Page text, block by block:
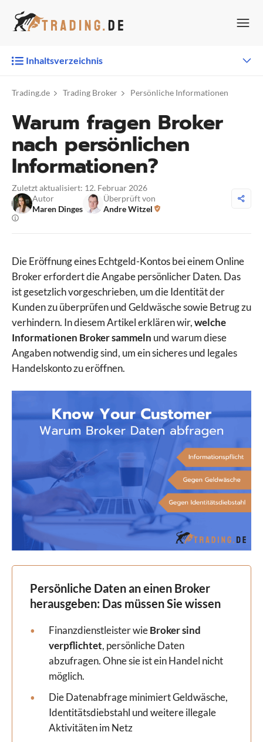
Inhalt
Inhaltsverzeichnis
Trading.de Trading Broker Persönliche Informationen
Warum fragen Broker
nach persönlichen
Informationen?
Zuletzt aktualisiert: 12. Februar 2026
Autor
Maren Dinges
Überprüft von
Andre Witzel
Die Eröffnung eines Echtgeld-Kontos bei einem Online
Broker erfordert die Angabe persönlicher Daten. Das
ist gesetzlich vorgeschrieben, um die Identität der
Kunden zu überprüfen und Geldwäsche sowie Betrug zu
verhindern. In diesem Artikel erklären wir,welche
Informationen Broker sammeln und warum diese
Angaben notwendig sind, um ein sicheres und legales
Handelskonto zu eröffnen.
Persönliche Daten an einen Broker
herausgeben: Das müssen Sie wissen
Finanzdienstleister wieBroker sind
verpflichtet, persönliche Daten
abzufragen. Ohne sie ist ein Handel nicht
möglich.
Die Datenabfrage minimiert Geldwäsche,
Identitätsdiebstahl und weitere illegale
Aktivitäten im Netz